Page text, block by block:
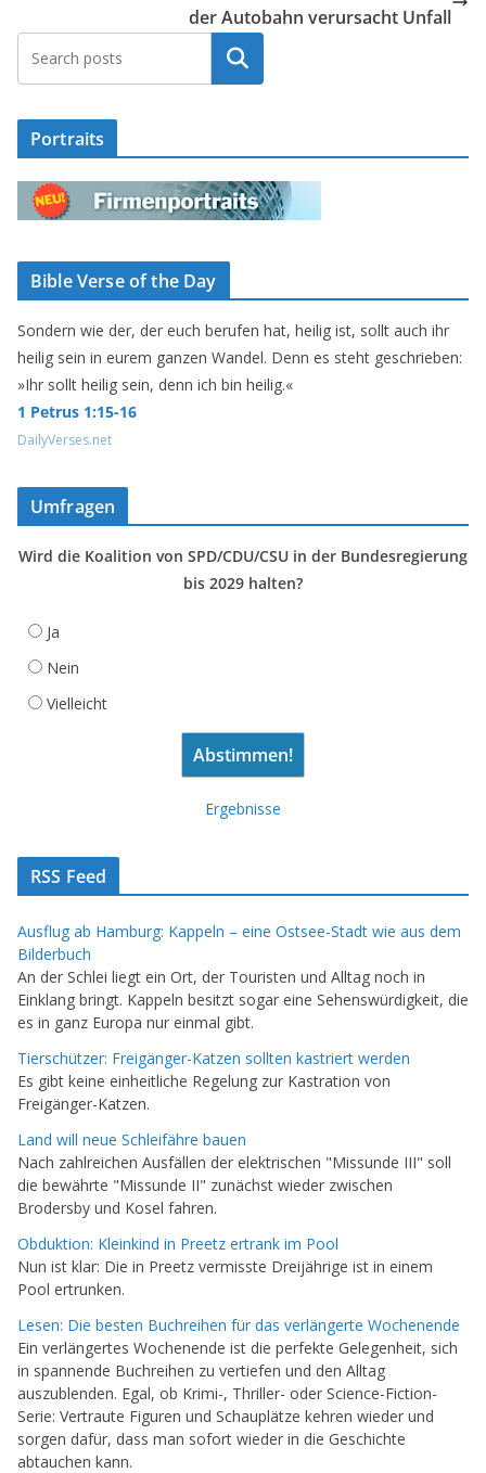
der Autobahn verursacht Unfall
Suchen
Portraits
Bible Verse of the Day
Sondern wie der, der euch berufen hat, heilig ist, sollt auch ihr
heilig sein in eurem ganzen Wandel. Denn es steht geschrieben:
»Ihr sollt heilig sein, denn ich bin heilig.«
1 Petrus 1:15-16
DailyVerses.net
Umfragen
Wird die Koalition von SPD/CDU/CSU in der Bundesregierung
bis 2029 halten?
Ja
Nein
Vielleicht
Ergebnisse
RSS Feed
Ausflug ab Hamburg: Kappeln – eine Ostsee-Stadt wie aus dem
Bilderbuch
An der Schlei liegt ein Ort, der Touristen und Alltag noch in
Einklang bringt. Kappeln besitzt sogar eine Sehenswürdigkeit, die
es in ganz Europa nur einmal gibt.
Tierschützer: Freigänger-Katzen sollten kastriert werden
Es gibt keine einheitliche Regelung zur Kastration von
Freigänger-Katzen.
Land will neue Schleifähre bauen
Nach zahlreichen Ausfällen der elektrischen "Missunde III" soll
die bewährte "Missunde II" zunächst wieder zwischen
Brodersby und Kosel fahren.
Obduktion: Kleinkind in Preetz ertrank im Pool
Nun ist klar: Die in Preetz vermisste Dreijährige ist in einem
Pool ertrunken.
Lesen: Die besten Buchreihen für das verlängerte Wochenende
Ein verlängertes Wochenende ist die perfekte Gelegenheit, sich
in spannende Buchreihen zu vertiefen und den Alltag
auszublenden. Egal, ob Krimi-, Thriller- oder Science-Fiction-
Serie: Vertraute Figuren und Schauplätze kehren wieder und
sorgen dafür, dass man sofort wieder in die Geschichte
abtauchen kann.